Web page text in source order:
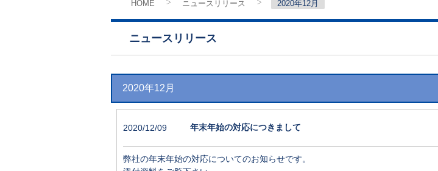
HOME
ニュースリリース
2020年12月
ニュースリリース
2020年12月
2020/12/09 年末年始の対応につきまして
弊社の年末年始の対応についてのお知らせです。